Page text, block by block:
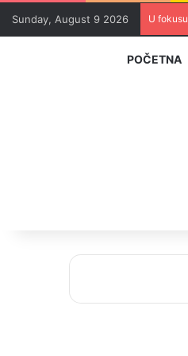
Sunday, August 9 2026 U fokusu
POČETNA